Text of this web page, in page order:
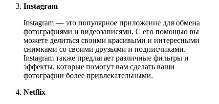
Instagram
Instagram — это популярное приложение для обмена
фотографиями и видеозаписями. С его помощью вы
можете делиться своими красивыми и интересными
снимками со своими друзьями и подписчиками.
Instagram также предлагает различные фильтры и
эффекты, которые помогут вам сделать ваши
фотографии более привлекательными.
Netflix